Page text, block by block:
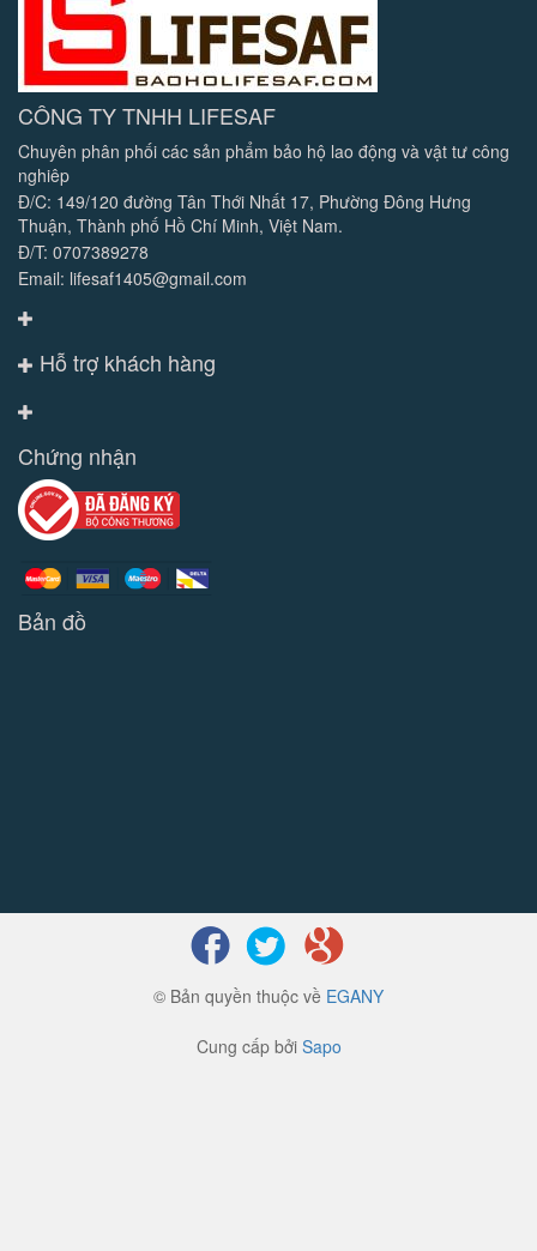
CÔNG TY TNHH LIFESAF
Chuyên phân phối các sản phẩm bảo hộ lao động và vật tư công
nghiêp
Đ/C: 149/120 đường Tân Thới Nhất 17, Phường Đông Hưng
Thuận, Thành phố Hồ Chí Minh, Việt Nam.
Đ/T: 0707389278
Email: lifesaf1405@gmail.com
Hỗ trợ khách hàng
Chứng nhận
Bản đồ
© Bản quyền thuộc về EGANY
Cung cấp bởi Sapo